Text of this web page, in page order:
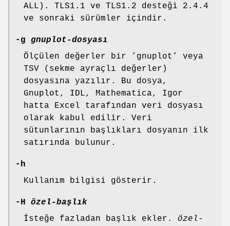
ALL). TLS1.1 ve TLS1.2 desteği 2.4.4
ve sonraki sürümler içindir.
-g
gnuplot-dosyası
Ölçülen değerler bir ’gnuplot’ veya
TSV (sekme ayraçlı değerler)
dosyasına yazılır. Bu dosya,
Gnuplot, IDL, Mathematica, Igor
hatta Excel tarafından veri dosyası
olarak kabul edilir. Veri
sütunlarının başlıkları dosyanın ilk
satırında bulunur.
-h
Kullanım bilgisi gösterir.
-H
özel-başlık
İsteğe fazladan başlık ekler. özel-